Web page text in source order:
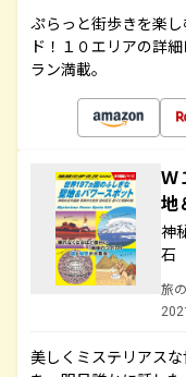
ぷらっと街歩きを楽
ド！１０エリアの詳
ラン満載。
Ｗ
地
神
石
旅
美しくミステリアス